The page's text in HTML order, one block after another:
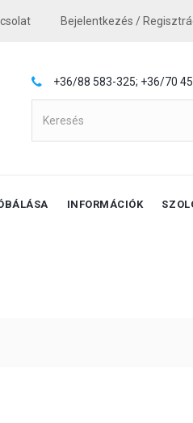
Bejelentkezés /
+36/88 583-325; +36/70
INFORMÁCIÓK